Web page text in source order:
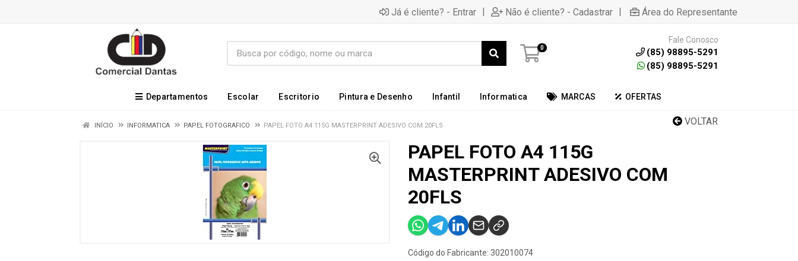
Já é cliente? - Entrar | Não é cliente? - Cadastrar | Área do Representante
0
Fale Conosco
(85) 98895-5291
(85) 98895-5291
Departamentos Escolar Escritorio Pintura e Desenho Infantil Informatica MARCAS OFERTAS
VOLTAR
INÍCIO INFORMATICA PAPEL FOTOGRAFICO PAPEL FOTO A4 115G MASTERPRINT ADESIVO COM 20FLS
PAPEL FOTO A4 115G
MASTERPRINT ADESIVO COM
20FLS
Código do Fabricante: 302010074